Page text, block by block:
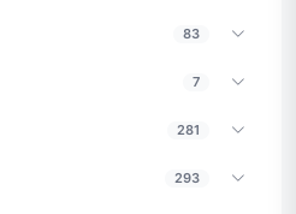
83
7
281
293